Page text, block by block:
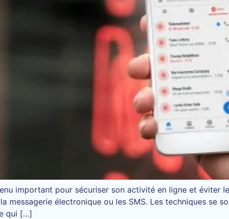
important pour sécuriser son activité en ligne et éviter
messagerie électronique ou les SMS. Les techniques se
qui […]